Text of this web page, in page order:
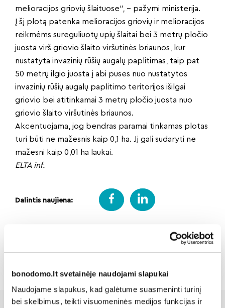
bonodomo.lt svetainėje naudojami slapukai
Naudojame slapukus, kad galėtume suasmeninti turinį
bei skelbimus, teikti visuomeninės medijos funkcijas ir
melioracijos griovių šlaituose“, – pažymi ministerija.
Į šį plotą patenka melioracijos griovių ir melioracijos
reikmėms sureguliuotų upių šlaitai bei 3 metrų pločio
juosta virš griovio šlaito viršutinės briaunos, kur
nustatyta invazinių rūšių augalų paplitimas, taip pat
50 metrų ilgio juosta į abi puses nuo nustatytos
invazinių rūšių augalų paplitimo teritorijos išilgai
griovio bei atitinkamai 3 metrų pločio juosta nuo
griovio šlaito viršutinės briaunos.
Akcentuojama, jog bendras paramai tinkamas plotas
turi būti ne mažesnis kaip 0,1 ha. Jį gali sudaryti ne
mažesni kaip 0,01 ha laukai.
ELTA inf.
Dalintis naujiena: